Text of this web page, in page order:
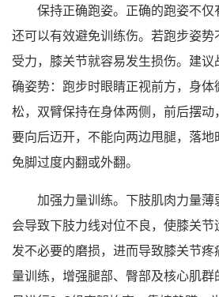
保持正确跑姿。正确的跑姿不仅
还可以有效避免训练伤。若跑步姿
受力，膝关节就容易发生损伤。建
确姿势：跑步时眼睛正视前方，身
松，双臂保持在身体两侧，前后摆
要向后迈开，不能向两边甩腿，落
免脚过度内翻或外翻。
加强力量训练。下肢肌肉力量薄
会导致下肢力线对位不良，使膝关
发不必要的磨损，进而导致膝关节
量训练，增强腿部、臀部及核心肌